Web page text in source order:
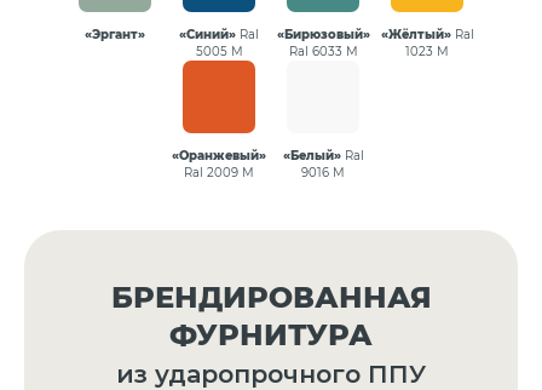
«Эргант» «Синий» Ral
5005 М
«Бирюзовый»
Ral 6033 М
«Жёлтый» Ral
1023 М
«Оранжевый»
Ral 2009 М
«Белый» Ral
9016 М
БРЕНДИРОВАННАЯ
ФУРНИТУРА
из ударопрочного ППУ